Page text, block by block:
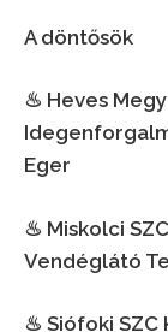
A döntősök
♨︎ Heves
Eger
♨︎ Miskolci
Vendéglátó
♨︎ Siófoki SZC